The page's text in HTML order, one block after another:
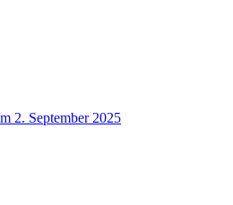
2. September 2025